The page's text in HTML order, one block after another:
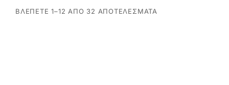
ΒΛΈΠΕΤΕ 1–12 ΑΠΌ 32 ΑΠΟΤΕΛΈΣΜΑΤΑ